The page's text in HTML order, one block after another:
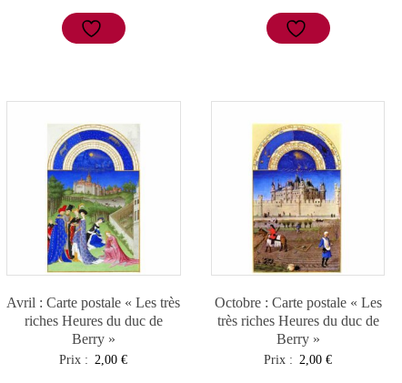
Avril : Carte postale « Les très
riches Heures du duc de
Berry »
Prix : 2,00€
Octobre : Carte postale « Les
très riches Heures du duc de
Berry »
Prix : 2,00€